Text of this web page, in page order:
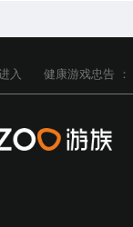
入 健康游戏忠告 ：